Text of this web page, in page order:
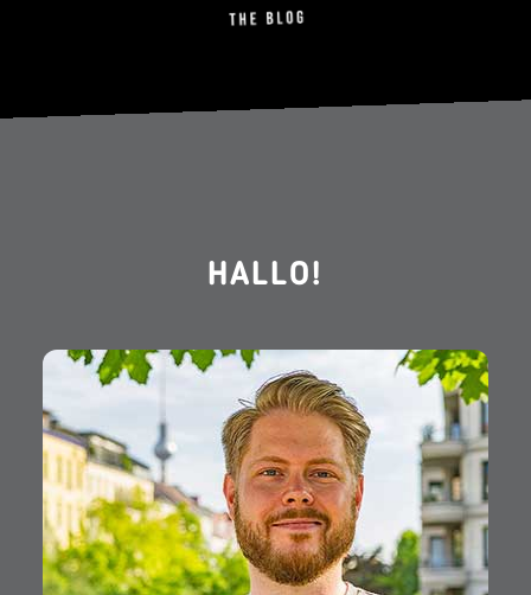
HALLO!